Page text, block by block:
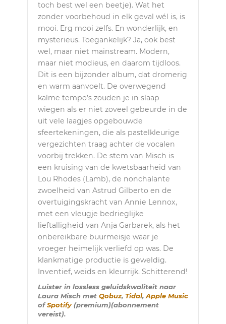
toch best wel een beetje). Wat het
zonder voorbehoud in elk geval wél is, is
mooi. Erg mooi zelfs. En wonderlijk, en
mysterieus. Toegankelijk? Ja, ook best
wel, maar niet mainstream. Modern,
maar niet modieus, en daarom tijdloos.
Dit is een bijzonder album, dat dromerig
en warm aanvoelt. De overwegend
kalme tempo’s zouden je in slaap
wiegen als er niet zoveel gebeurde in de
uit vele laagjes opgebouwde
sfeertekeningen, die als pastelkleurige
vergezichten traag achter de vocalen
voorbij trekken. De stem van Misch is
een kruising van de kwetsbaarheid van
Lou Rhodes (Lamb), de nonchalante
zwoelheid van Astrud Gilberto en de
overtuigingskracht van Annie Lennox,
met een vleugje bedrieglijke
lieftalligheid van Anja Garbarek, als het
onbereikbare buurmeisje waar je
vroeger heimelijk verliefd op was. De
klankmatige productie is geweldig.
Inventief, weids en kleurrijk. Schitterend!
Luister in lossless geluidskwaliteit naar
Laura Misch met Qobuz, Tidal, Apple Music
ofSpotify(premium)(abonnement
vereist).